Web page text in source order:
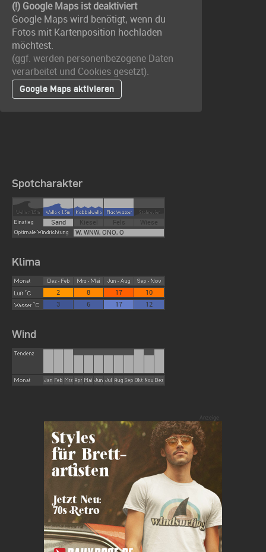
(!) Google Maps ist deaktiviert
Google Maps wird benötigt, wenn du
Fotos mit Kartenposition hochladen
möchtest.
(ggf. werden personen­bezogene Daten
verarbeitet und Cookies gesetzt).
Google Maps aktivieren
Spotcharakter
Sand Kiesel Fels
Wiese
W, WNW, ONO, O
Klima
2 8 17
10
3
6 17 12
Wind